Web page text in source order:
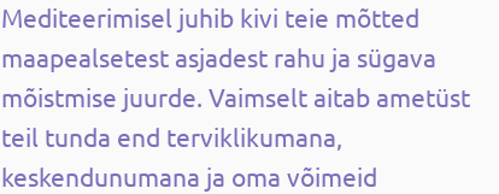
Mediteerimisel juhib kivi teie mõtted
maapealsetest asjadest rahu ja sügava
mõistmise juurde. Vaimselt aitab ametüst
teil tunda end terviklikumana,
keskendunumana ja oma võimeid